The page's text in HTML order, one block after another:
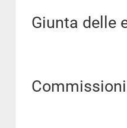
Giunta delle